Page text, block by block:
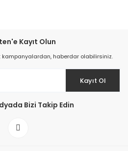
Kayıt Olun
kampanyalardan, haberdar olabilirsiniz.
Kayıt Ol
Bizi Takip Edin